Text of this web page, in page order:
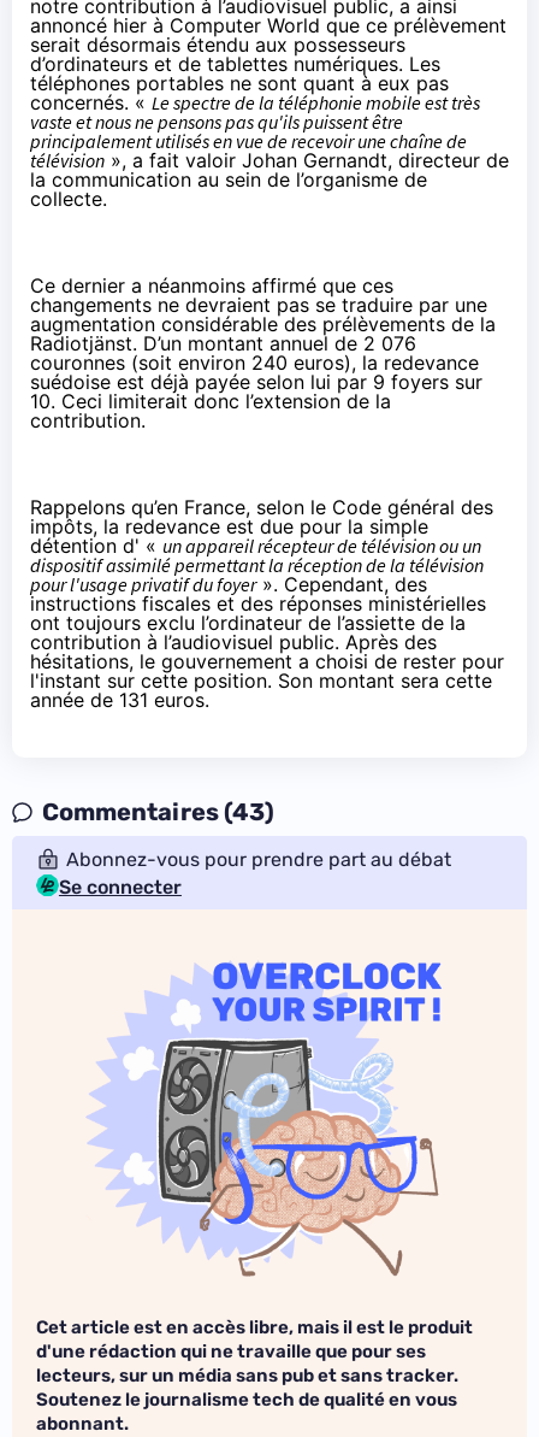
notre contribution à l’audiovisuel public, a ainsi
annoncé hier à Computer World que ce prélèvement
serait désormais étendu aux possesseurs
d’ordinateurs et de tablettes numériques. Les
téléphones portables ne sont quant à eux pas
concernés. « Le spectre de la téléphonie mobile est très
vaste et nous ne pensons pas qu'ils puissent être
principalement utilisés en vue de recevoir une chaîne de
télévision », a fait valoir Johan Gernandt, directeur de
la communication au sein de l’organisme de
collecte.
Ce dernier a néanmoins affirmé que ces
changements ne devraient pas se traduire par une
augmentation considérable des prélèvements de la
Radiotjänst. D’un montant annuel de 2 076
couronnes (soit environ 240 euros), la redevance
suédoise est déjà payée selon lui par 9 foyers sur
10. Ceci limiterait donc l’extension de la
contribution.
Rappelons qu’en France, selon le Code général des
impôts, la redevance est due pour la simple
détention d' « un appareil récepteur de télévision ou un
dispositif assimilé permettant la réception de la télévision
pour l'usage privatif du foyer». Cependant, des
instructions fiscales et des réponses ministérielles
ont toujours exclu l’ordinateur de l’assiette de la
contribution à l’audiovisuel public. Après des
hésitations, le gouvernement a choisi de rester pour
l'instant sur cette position. Son montant sera cette
année de 131 euros.
Commentaires (43)
Abonnez-vous pour prendre part au débat
Se connecter
Cet article est en accès libre, mais il est le produit
d'une rédaction qui ne travaille que pour ses
lecteurs, sur un média sans pub et sans tracker.
Soutenez le journalisme tech de qualité en vous
abonnant.